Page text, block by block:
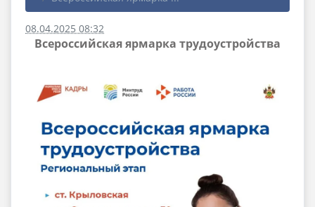
08.04.2025 08:32
Всероссийская ярмарка трудоустройства